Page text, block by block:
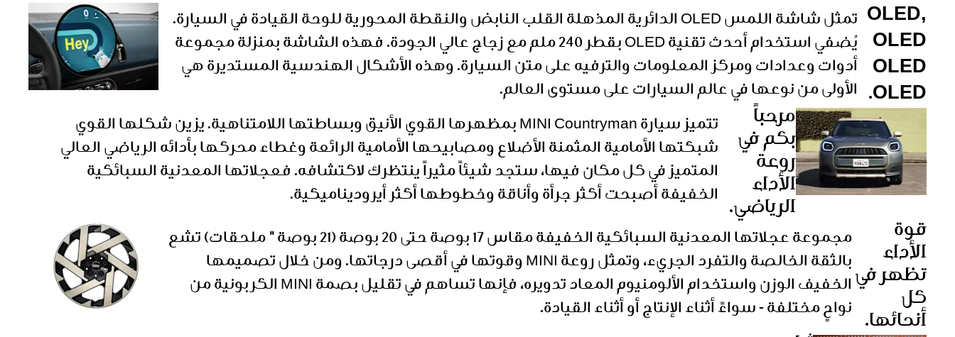
OLED,
OLED
OLED
OLED.
تمثل شاشة اللمس OLED الدائرية المذهلة القلب النابض والنقطة المحورية للوحة القيادة في السيارة.
يُضفي استخدام أحدث تقنية OLED بقطر 240 ملم مع زجاج عالي الجودة. فهذه الشاشة بمنزلة مجموعة
أدوات وعدادات ومركز المعلومات والترفيه على متن السيارة. وهذه الأشكال الهندسية المستديرة هي
الأولى من نوعها في عالم السيارات على مستوى العالم.
مرحباً
بكم في
روعة
الأداء
الرياضي.
تتميز سيارة MINI Countryman بمظهرها القوي الأنيق وبساطتها اللامتناهية. يزين شكلها القوي
شبكتها الأمامية المثمنة الأضلاع ومصابيحها الأمامية الرائعة وغطاء محركها بأدائه الرياضي العالي
المتميز في كل مكان فيها، ستجد شيئاً مثيراً ينتظرك لاكتشافه. فعجلاتها المعدنية السبائكية
الخفيفة أصبحت أكثر جرأة وأناقة وخطوطها أكثر أيروديناميكية.
قوة
الأداء
تظهر في
كل
أنحائها.
مجموعة عجلاتها المعدنية السبائكية الخفيفة مقاس 17 بوصة حتى 20 بوصة (21 بوصة " ملحقات) تشع
بالثقة الخالصة والتفرد الجريء، وتمثل روعة MINI وقوتها في أقصى درجاتها. ومن خلال تصميمها
الخفيف الوزن واستخدام الألومنيوم المعاد تدويره، فإنها تساهم في تقليل بصمة MINI الكربونية من
نواحٍ مختلفة - سواءً أثناء الإنتاج أو أثناء القيادة.